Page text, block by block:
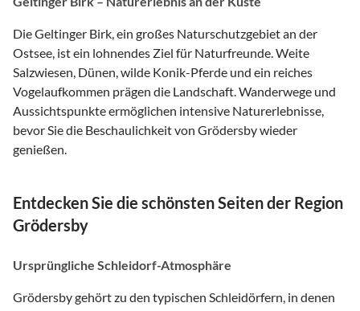
Die Geltinger Birk, ein großes Naturschutzgebiet an der
Ostsee, ist ein lohnendes Ziel für Naturfreunde. Weite
Salzwiesen, Dünen, wilde Konik-Pferde und ein reiches
Vogelaufkommen prägen die Landschaft. Wanderwege und
Aussichtspunkte ermöglichen intensive Naturerlebnisse,
bevor Sie die Beschaulichkeit von Grödersby wieder
genießen.
Entdecken Sie die schönsten Seiten der Region
Grödersby
Ursprüngliche Schleidorf-Atmosphäre
Grödersby gehört zu den typischen Schleidörfern, in denen